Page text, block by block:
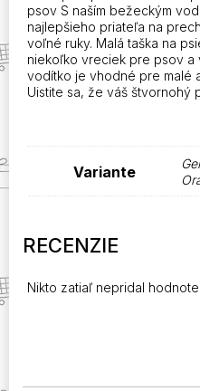
psov S naším bežeckým
najlepšieho priateľa na
voľné ruky. Malá taška na
niekoľko vreciek pre psov a
vodítko je vhodné pre malé
Uistite sa, že váš štvornohý
Variante
RECENZIE
Nikto zatiaľ nepridal